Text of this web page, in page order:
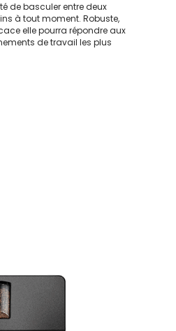
de basculer entre deux
à tout moment. Robuste,
elle pourra répondre aux
de travail les plus